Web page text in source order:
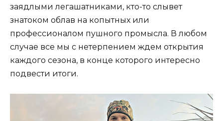
заядлыми легашатниками, кто-то слывет
знатоком облав на копытных или
профессионалом пушного промысла. В любом
случае все мы с нетерпением ждем открытия
каждого сезона, в конце которого интересно
подвести итоги.